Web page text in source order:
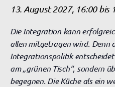
13. August 2027, 16:00bis
Die Integration kann
allen mitgetragen wird. Denn
Integrationspolitik
am „grünen Tisch“, sondern
begegnen. Die Küche als ein